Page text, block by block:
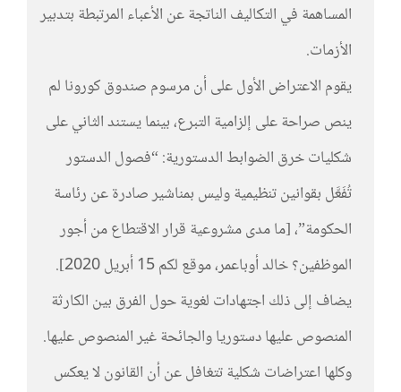
المساهمة في التكاليف الناتجة عن الأعباء المرتبطة بتدبير
الأزمات.
يقوم الاعتراض الأول على أن مرسوم صندوق كورونا لم
ينص صراحة على إلزامية التبرع، بينما يستند الثاني على
شكليات خرق الضوابط الدستورية: “فصول الدستور
تُفَعَّل بقوانين تنظيمية وليس بمناشير صادرة عن رئاسة
الحكومة”، [ما مدى مشروعية قرار الاقتطاع من أجور
الموظفين؟ خالد أوباعمر، موقع لكم 15 أبريل 2020].
يضاف إلى ذلك اجتهادات لغوية حول الفرق بين الكارثة
المنصوص عليها دستوريا والجائحة غير المنصوص عليها.
وكلها اعتراضات شكلية تتغافل عن أن القانون لا يعكس